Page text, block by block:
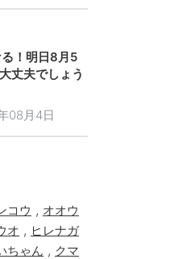
る！明日8月5
丈夫でしょう
08月4日
コウ , オオウ
オ , ヒレナガ
ちゃん , クマ